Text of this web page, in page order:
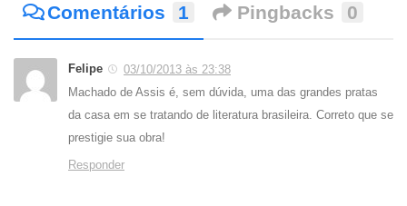
Comentários 1 Pingbacks 0
Felipe
03/10/2013 às 23:38
Machado de Assis é, sem dúvida, uma das grandes pratas
da casa em se tratando de literatura brasileira. Correto que se
prestigie sua obra!
Responder